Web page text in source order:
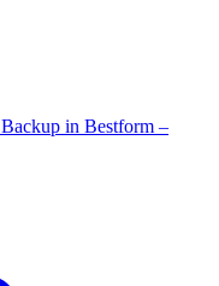
Backup in Bestform –